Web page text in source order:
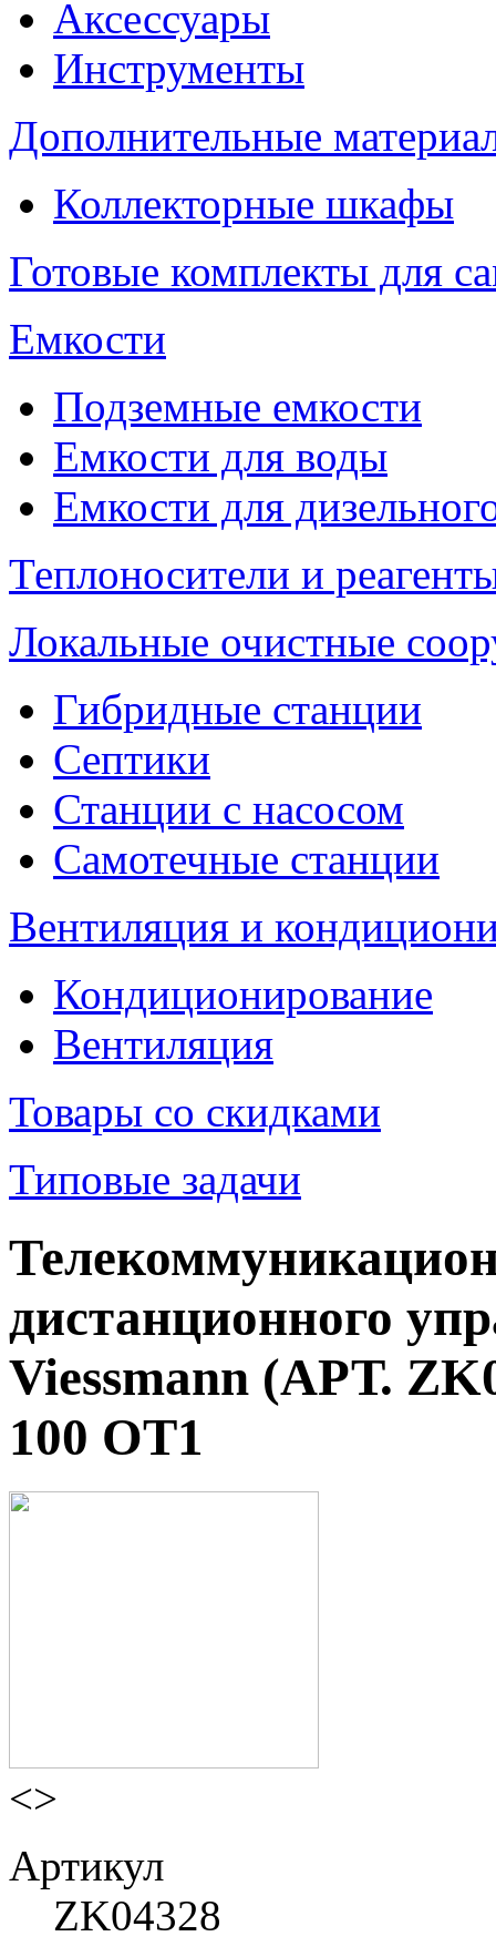
Аксессуары
Инструменты
Дополнительные
Коллекторные шкафы
Готовые комплекты для
Емкости
Подземные емкости
Емкости для воды
Емкости для
Теплоносители и
Локальные очистные
Гибридные станции
Септики
Станции с насосом
Самотечные станции
Вентиляция и
Кондиционирование
Вентиляция
Товары со скидками
Типовые задачи
дистанционного
Viessmann (АРТ.
100 OT1
<>
Артикул
ZK04328